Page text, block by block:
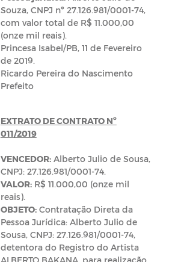
Souza, CNPJ nº 27.126.981/0001-74,
com valor total de R$ 11.000,00
(onze mil reais).
Princesa Isabel/PB, 11 de Fevereiro
de 2019.
Ricardo Pereira do Nascimento
Prefeito
EXTRATO DE CONTRATO Nº
011/2019
VENCEDOR:Alberto Julio de Sousa,
CNPJ: 27.126.981/0001-74.
VALOR:R$ 11.000,00 (onze mil
reais).
OBJETO:Contratação Direta da
Pessoa Jurídica: Alberto Julio de
Sousa, CNPJ: 27.126.981/0001-74,
detentora do Registro do Artista
ALBERTO BAKANA, para realização